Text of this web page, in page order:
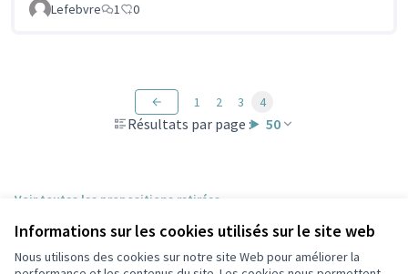
Informations sur les cookies utilisés sur le site web
Nous utilisons des cookies sur notre site Web pour améliorer la
Lefebvre
1 0
Résultats par page : 50
1 2 3 4
Voir toutes les propositions retirées
Conditions d'utilisation